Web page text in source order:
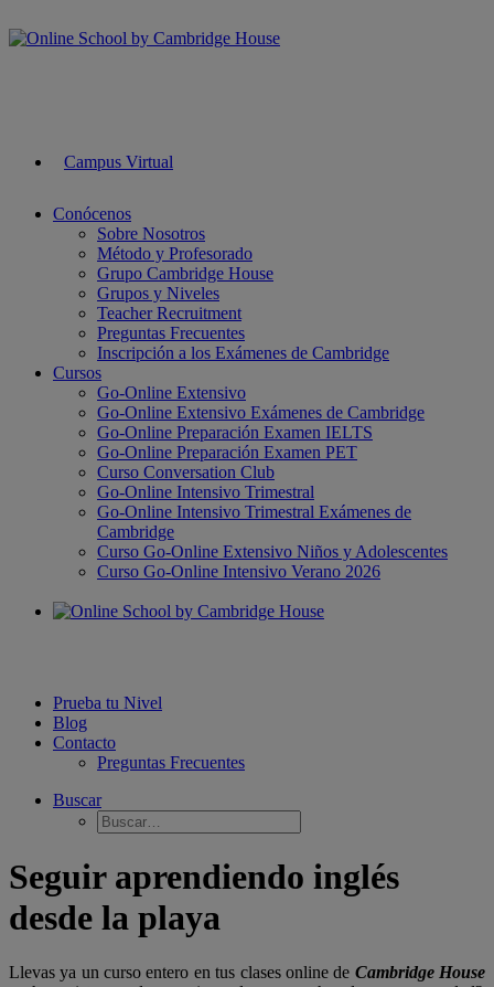
Campus Virtual
Conócenos
Sobre Nosotros
Método y Profesorado
Grupo Cambridge House
Grupos y Niveles
Teacher Recruitment
Preguntas Frecuentes
Inscripción a los Exámenes de Cambridge
Cursos
Go-Online Extensivo
Go-Online Extensivo Exámenes de Cambridge
Go-Online Preparación Examen IELTS
Go-Online Preparación Examen PET
Curso Conversation Club
Go-Online Intensivo Trimestral
Go-Online Intensivo Trimestral Exámenes de
Cambridge
Curso Go-Online Extensivo Niños y Adolescentes
Curso Go-Online Intensivo Verano 2026
Prueba tu Nivel
Blog
Contacto
Preguntas Frecuentes
Buscar
Seguir aprendiendo inglés
desde la playa
Llevas ya un curso entero en tus clases online de Cambridge House